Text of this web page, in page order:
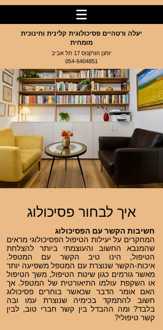
יעלה ורטהיים פסיכולוגית קלינית וחינוכית
מומחית
יוחנן הורקנוס 17 תל אביב
054-6404851
איך לבחור פסיכולוג
חשיבות הקשר עם הפסיכולוג
המחקרים על יעילות הטיפול הפסיכולוגי מראים
שהמנבא החשוב והעוצמתי ביותר להצלחת
הטיפול, הינו טיב הקשר עם המטפל.
איכות-הקשר שנוצרת עם המטפל משפיעה יותר
מאשר גורמים כגון שיטת הטיפול, משך הטיפול
או השקפת עולמו התיאורטית של המטפל. אך
האם אומר הדבר שכאשר בוחרים פסיכולוג
חשוב להתמקד בכימיה שנוצרת עמו ובה
בלבד? ומה ההבדל בין קשר חברי טוב, לבין
קשר טיפולי?